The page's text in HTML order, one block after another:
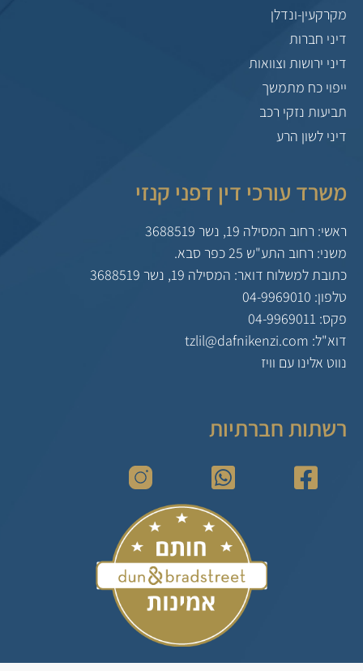
מקרקעין-ונדלן
דיני חברות
דיני ירושות וצוואות
ייפוי כח מתמשך
תביעות נזקי רכב
דיני לשון הרע
משרד עורכי דין דפני קנזי
ראשי: רחוב המסילה 19, נשר 3688519
משני: רחוב התע"ש 25 כפר סבא.
כתובת למשלוח דואר: המסילה 19, נשר 3688519
טלפון: 04-9969010
פקס: 04-9969011
דוא"ל: tzlil@dafnikenzi.com
נווט אלינו עם וויז
רשתות חברתיות